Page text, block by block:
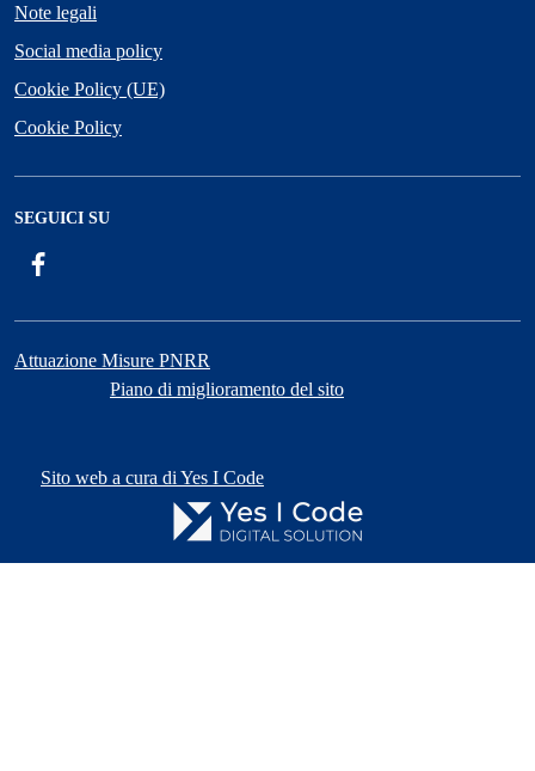
Note legali
Social media policy
Cookie Policy (UE)
Cookie Policy
SEGUICI SU
Attuazione Misure PNRR
Piano di miglioramento del sito
Sito web a cura di Yes I Code